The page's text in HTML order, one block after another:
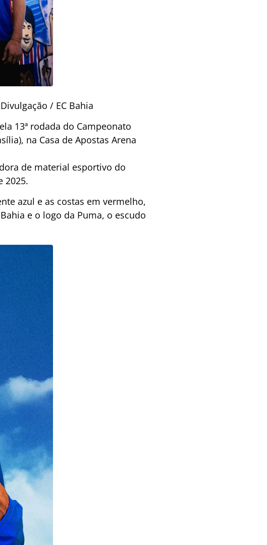
/ EC Bahia
13ª rodada do Campeonato
na Casa de Apostas Arena
de material esportivo do
2025.
azul e as costas em vermelho,
e o logo da Puma, o escudo